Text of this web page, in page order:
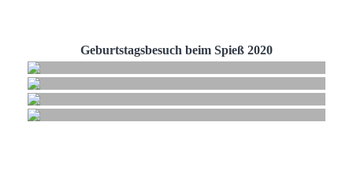
Geburtstagsbesuch beim Spieß 2020